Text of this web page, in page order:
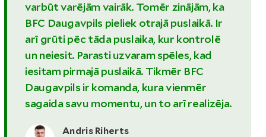
varbūt varējām vairāk. Tomēr zinājām, ka
BFC Daugavpils pieliek otrajā puslaikā. Ir
arī grūti pēc tāda puslaika, kur kontrolē
un neiesit. Parasti uzvaram spēles, kad
iesitam pirmajā puslaikā. Tikmēr BFC
Daugavpils ir komanda, kura vienmēr
sagaida savu momentu, un to arī realizēja.
Andris Riherts